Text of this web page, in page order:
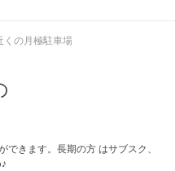
くの月極駐車場
きます。長期の方 はサブスク、